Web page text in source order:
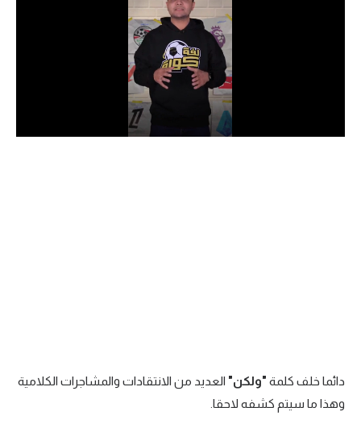
الدوري السعودي للمحترفين
سعودي في الجول
دائما خلف كلمة "ولكن" العديد من الانتقادات والمشاجرات الكلامية
وهذا ما سيتم كشفه لاحقا.